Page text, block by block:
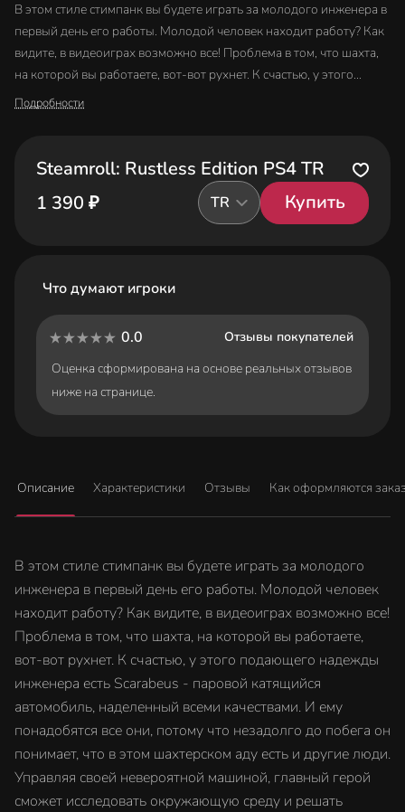
В этом стиле стимпанк вы будете играть за молодого инженера в
первый день его работы. Молодой человек находит работу? Как
видите, в видеоиграх возможно все! Проблема в том, что шахта,
на которой вы работаете, вот-вот рухнет. К счастью, у этого
подающего надежды инженера есть Scarabeus - паровой
понимает, что в этом шахтерском аду есть и другие люди.
Управляя своей невероятной машиной, главный герой сможет
исследовать окружающую среду и решать загадки,
преграждающие ему путь. Как и в случае с мини-гольфом, это
решить множество сложных головоломок. Благодаря этим
шарам вы можете вызывать взрывы, чтобы разрушать
препятствия, или создавать пандусы и стены, чтобы легче было
союзником в спасении живым из глубин шахты. Сможете ли вы
справиться с давлением?
Подробности
Steamroll: Rustless Edition PS4 TR
1 390 ₽
TR Купить
Что думают игроки
0.0
Отзывы покупателей
Оценка сформирована на основе реальных отзывов
ниже на странице.
Описание Характеристики Отзывы Как оформляются
В этом стиле стимпанк вы будете играть за молодого
инженера в первый день его работы. Молодой человек
находит работу? Как видите, в видеоиграх возможно все!
Проблема в том, что шахта, на которой вы работаете,
вот-вот рухнет. К счастью, у этого подающего надежды
инженера есть Scarabeus - паровой катящийся
автомобиль, наделенный всеми качествами. И ему
понадобятся все они, потому что незадолго до побега он
понимает, что в этом шахтерском аду есть и другие люди.
Управляя своей невероятной машиной, главный герой
сможет исследовать окружающую среду и решать